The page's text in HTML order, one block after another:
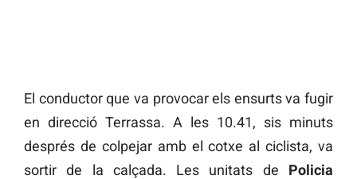
El conductor que va provocar els ensurts va fugir
en direcció Terrassa. A les 10.41, sis minuts
després de colpejar amb el cotxe al ciclista, va
sortir de la calçada. Les unitats de Policia